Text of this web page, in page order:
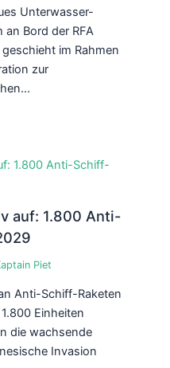
Unterwasser-
Bord der RFA
im Rahmen
zur
auf: 1.800 Anti-
Piet
Anti-Schiff-Raketen
Einheiten
die wachsende
Invasion